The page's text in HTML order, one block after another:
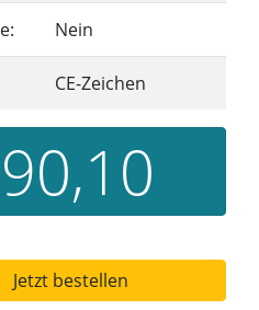
Nein
CE-Zeichen
Jetzt bestellen